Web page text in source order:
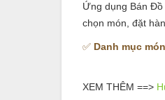
Ứng dụng Bán
chọn món, đặt
✅ Danh mục
XEM THÊM ==>